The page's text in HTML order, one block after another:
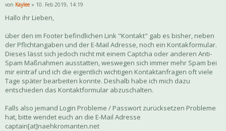
von Kaylee » 10. Feb 2019, 14:19
Hallo ihr Lieben,
über den im Footer befindlichen Link "Kontakt" gab es bisher, neben
der Pflichtangaben und der E-Mail Adresse, noch ein Kontakformular.
Dieses lässt sich jedoch nicht mit einem Captcha oder anderen Anti-
Spam Maßnahmen ausstatten, weswegen sich immer mehr Spam bei
mir eintraf und ich die eigentlich wichtigen Kontaktanfragen oft viele
Tage später bearbeiten konnte. Deshalb habe ich mich dazu
entschieden das Kontaktformular abzuschalten.
Falls also jemand Login Probleme / Passwort zurücksetzen Probleme
hat, bitte wendet euch an die E-Mail Adresse
captain[at]naehkromanten.net